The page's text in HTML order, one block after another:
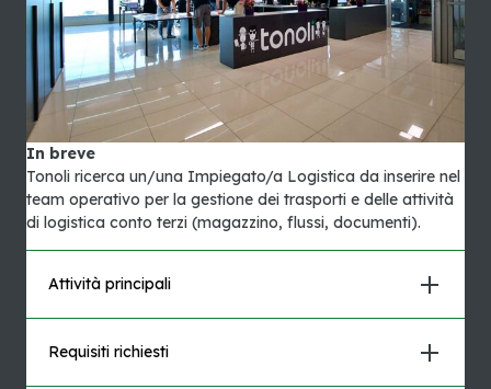
In breve
Tonoli ricerca un/una Impiegato/a Logistica da inserire nel
team operativo per la gestione dei trasporti e delle attività
di logistica conto terzi (magazzino, flussi, documenti).
Attività principali
Requisiti richiesti